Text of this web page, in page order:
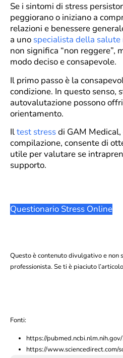
Se i sintomi di stress
peggiorano o iniziano a
relazioni e benessere
a uno specialista della
non significa “non reggere”,
modo deciso e consapevole.
Il primo passo è la
condizione. In questo senso,
autovalutazione possono
orientamento.
Iltest stressdi GAM
compilazione, consente di
utile per valutare se
supporto.
Questionario Stress Online
Questo è contenuto divulgativo e non
professionista. Se ti è piaciuto
Fonti:
https://
https://